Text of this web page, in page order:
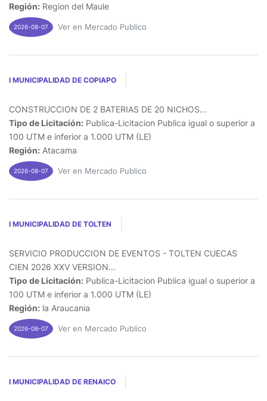
Región: Region del Maule
2026-08-07 Ver en Mercado Publico
I MUNICIPALIDAD DE COPIAPO
CONSTRUCCION DE 2 BATERIAS DE 20 NICHOS...
Tipo de Licitación: Publica-Licitacion Publica igual o superior a
100 UTM e inferior a 1.000 UTM (LE)
Región: Atacama
2026-08-07 Ver en Mercado Publico
I MUNICIPALIDAD DE TOLTEN
SERVICIO PRODUCCION DE EVENTOS - TOLTEN CUECAS
CIEN 2026 XXV VERSION...
Tipo de Licitación: Publica-Licitacion Publica igual o superior a
100 UTM e inferior a 1.000 UTM (LE)
Región: la Araucania
2026-08-07 Ver en Mercado Publico
I MUNICIPALIDAD DE RENAICO